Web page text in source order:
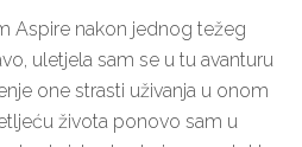
Aspire nakon jednog težeg
uletjela sam se u tu avanturu
one strasti uživanja u onom
života ponovo sam u